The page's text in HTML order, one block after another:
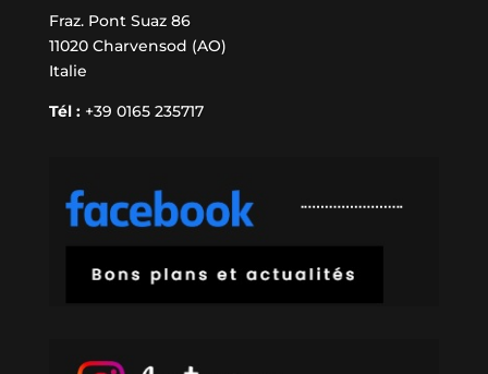
Fraz. Pont Suaz 86
11020 Charvensod (AO)
Italie
Tél :+39 0165 235717